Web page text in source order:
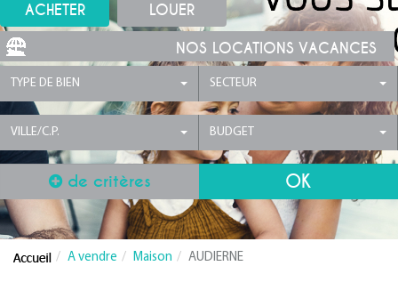
ACHETER LOUER
NOS LOCATIONS VACANCES
TYPE DE BIEN SECTEUR
VILLE/C.P. BUDGET
de critères
A vendre Maison AUDIERNE